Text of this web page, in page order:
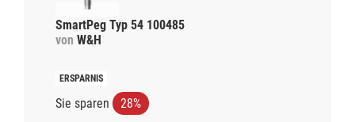
SmartPeg Typ 54 100485
von W&H
Sie sparen 28%